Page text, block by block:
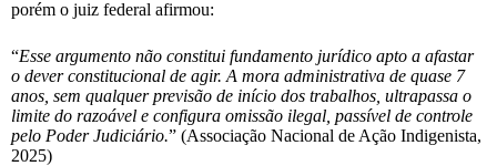
porém o juiz federal afirmou:
“Esse argumento não constitui fundamento jurídico apto a afastar
o dever constitucional de agir. A mora administrativa de quase 7
anos, sem qualquer previsão de início dos trabalhos, ultrapassa o
limite do razoável e configura omissão ilegal, passível de controle
pelo Poder Judiciário.” (Associação Nacional de Ação Indigenista,
2025)